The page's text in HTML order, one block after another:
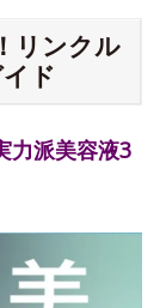
リンクル
ド
力派美容液3